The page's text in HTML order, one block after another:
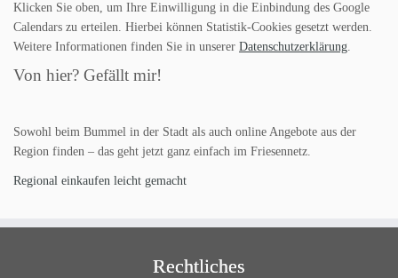
Klicken Sie oben, um Ihre Einwilligung in die Einbindung des Google
Calendars zu erteilen. Hierbei können Statistik-Cookies gesetzt werden.
Weitere Informationen finden Sie in unserer Datenschutzerklärung.
Von hier? Gefällt mir!
Sowohl beim Bummel in der Stadt als auch online Angebote aus der
Region finden – das geht jetzt ganz einfach im Friesennetz.
Regional einkaufen leicht gemacht
Rechtliches